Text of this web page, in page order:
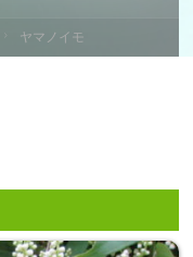
ヤマノイモ